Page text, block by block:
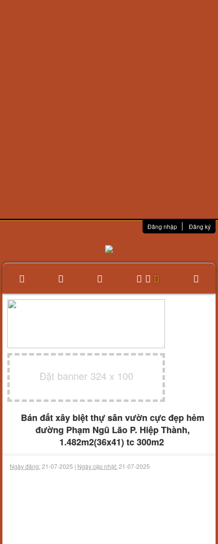
Đăng nhập Đăng ký
Đặt banner 324 x 100
Bán đất xây biệt thự sân vườn cực đẹp hẻm
đường Phạm Ngũ Lão P. Hiệp Thành,
1.482m2(36x41) tc 300m2
Ngày đăng:21-07-2025 | Ngày cập nhật:21-07-2025